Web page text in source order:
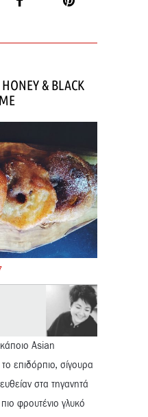
& BLACK
Asian
επιδόρπιο, σίγουρα
στα τηγανητά
φρουτένιο γλυκό